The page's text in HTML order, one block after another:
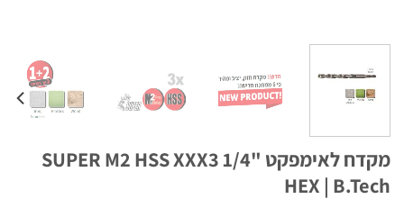
מקדח לאימפקט SUPER M2 HSS XXX3 1/4"
HEX |